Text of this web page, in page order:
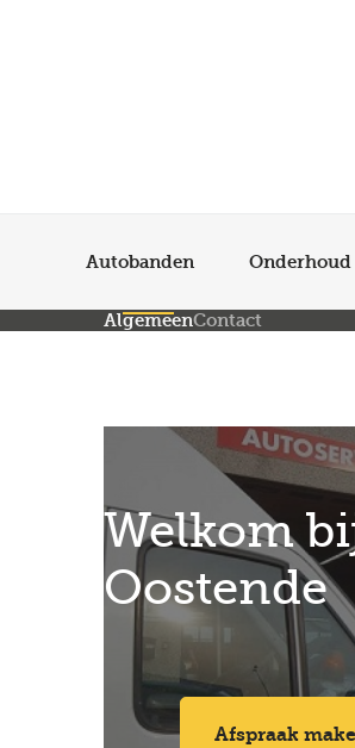
Autobanden Onderhoud
AlgemeenContact
Welkom
Oostende
Afspraak